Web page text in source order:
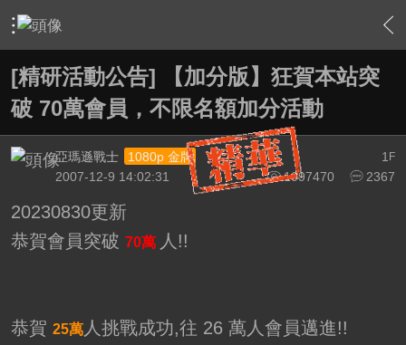
› 站務中心 › 精研活動告示版 › 內容
[精研活動公告] 【加分版】狂賀本站突
破 70萬會員，不限名額加分活動
1 F
亞瑪遜戰士
1080p 金牌
1097470
2367
2007-12-9 14:02:31
20230830更新
恭賀會員突破 70萬 人!!
恭賀 25萬人挑戰成功,往 26 萬人會員邁進!!